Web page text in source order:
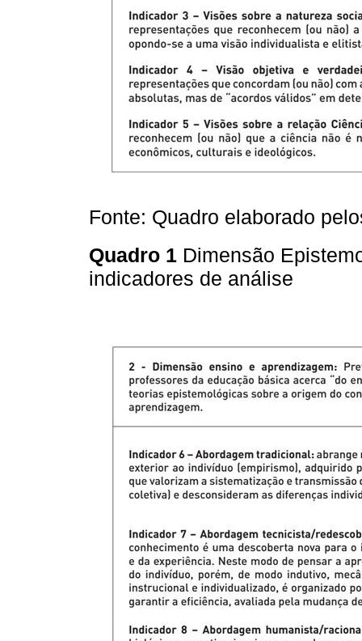
Fonte: Quadro elaborado
Quadro 1 Dimensão
indicadores de análise